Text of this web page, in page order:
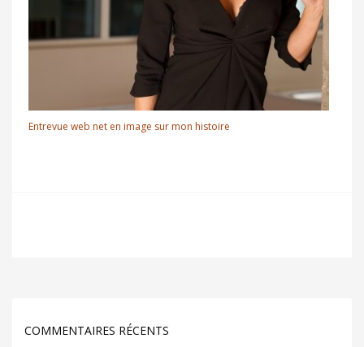
Entrevue web net en image sur mon histoire
COMMENTAIRES RÉCENTS